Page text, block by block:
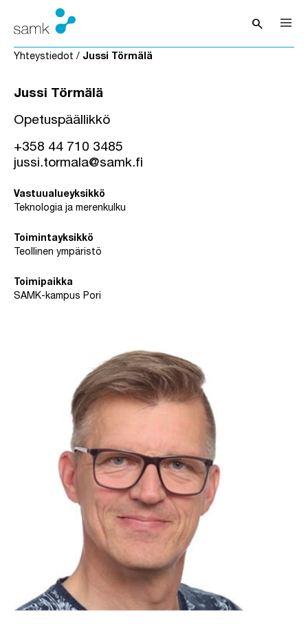
Siirry sisältöön
searchAvaa haku
Yhteystiedot / Jussi Törmälä
Jussi Törmälä
Opetuspäällikkö
+358 44 710 3485
jussi.tormala@samk.fi
Vastuualueyksikkö
Teknologia ja merenkulku
Toimintayksikkö
Teollinen ympäristö
Toimipaikka
SAMK-kampus Pori